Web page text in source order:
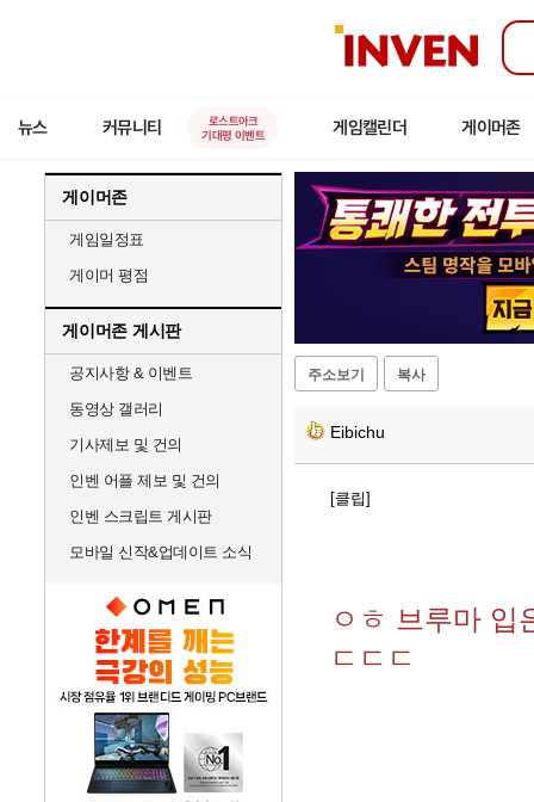
인
뉴스 커뮤니티
로스트아크
기대평 이벤트
게임캘린더 게이머존
게이머존
게임일정표
게이머 평점
게이머존 게시판
공지사항 & 이벤트
동영상 갤러리
기사제보 및 건의
인벤 어플 제보 및 건의
인벤 스크립트 게시판
모바일 신작&업데이트 소식
주소보기 복사
Eibichu
[클립]
ㅇㅎ 브루마 입
ㄷㄷㄷ